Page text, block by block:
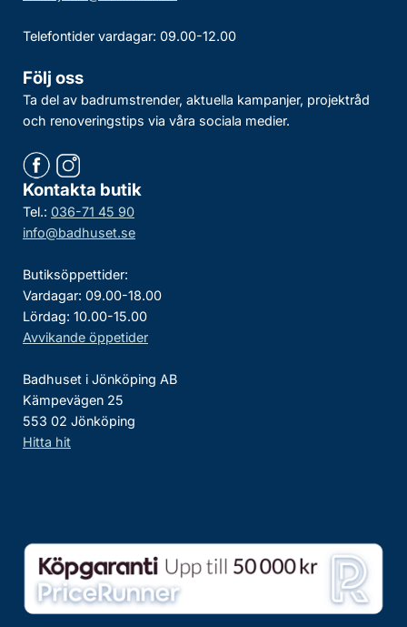
Telefontider vardagar: 09.00-12.00
Följ oss
Ta del av badrumstrender, aktuella kampanjer, projektråd
och renoveringstips via våra sociala medier.
Kontakta butik
Tel.: 036-71 45 90
info@badhuset.se
Butiksöppettider:
Vardagar: 09.00-18.00
Lördag: 10.00-15.00
Avvikande öppetider
Badhuset i Jönköping AB
Kämpevägen 25
553 02 Jönköping
Hitta hit